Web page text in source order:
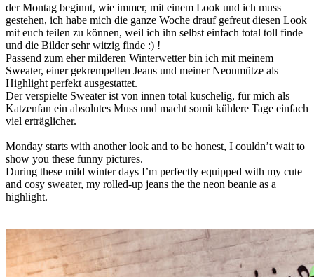
der Montag beginnt, wie immer, mit einem Look und ich muss
gestehen, ich habe mich die ganze Woche drauf gefreut diesen Look
mit euch teilen zu können, weil ich ihn selbst einfach total toll finde
und die Bilder sehr witzig finde :) !
Passend zum eher milderen Winterwetter bin ich mit meinem
Sweater, einer gekrempelten Jeans und meiner Neonmütze als
Highlight perfekt ausgestattet.
Der verspielte Sweater ist von innen total kuschelig, für mich als
Katzenfan ein absolutes Muss und macht somit kühlere Tage einfach
viel erträglicher.
Monday starts with another look and to be honest, I couldn’t wait to
show you these funny pictures.
During these mild winter days I’m perfectly equipped with my cute
and cosy sweater, my rolled-up jeans the the neon beanie as a
highlight.